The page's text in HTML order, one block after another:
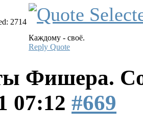
2714
Каждому - своё.
Reply Quote
Фишера.
07:12 #669